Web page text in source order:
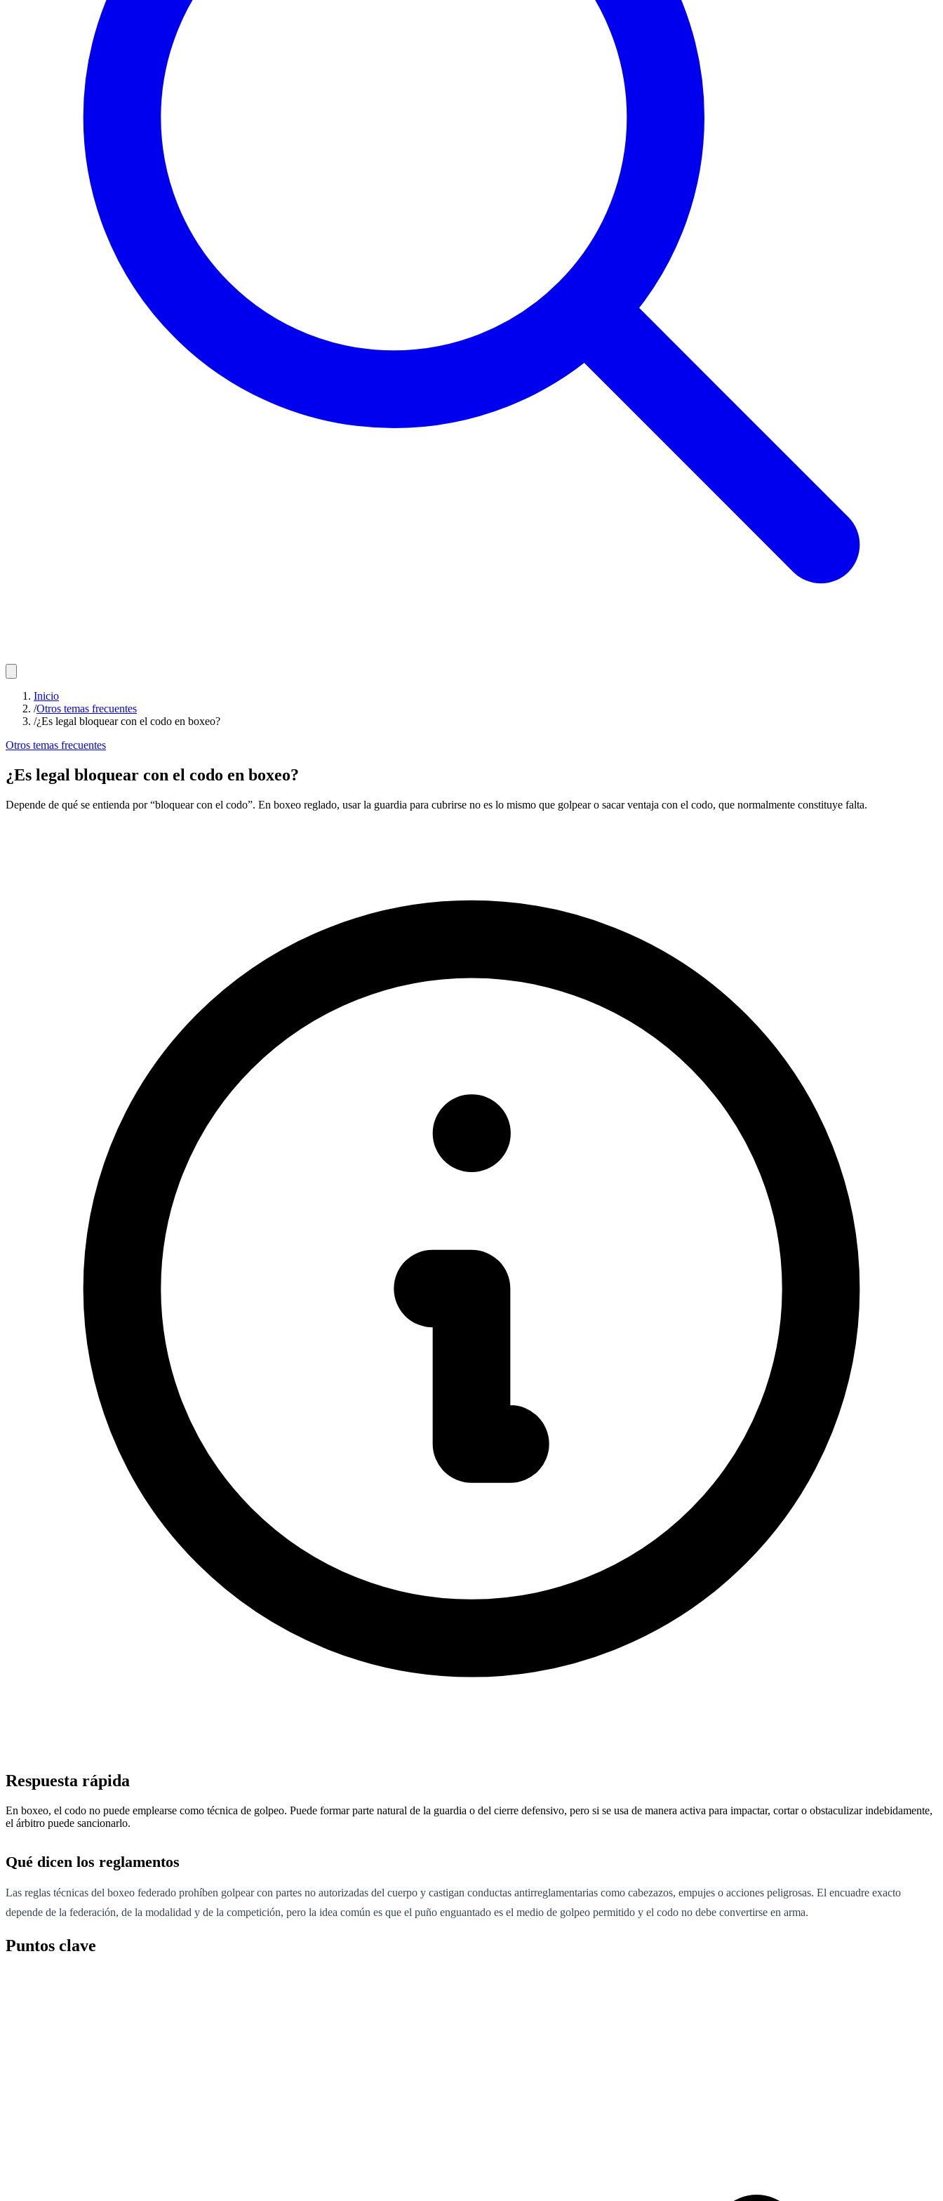
Inicio
/Otros temas frecuentes
/¿Es legal bloquear con el codo en boxeo?
Otros temas frecuentes
¿Es legal bloquear con el codo en boxeo?
Depende de qué se entienda por “bloquear con el codo”. En boxeo reglado, usar la guardia para cubrirse no es lo mismo que golpear o sacar ventaja con el codo, que normalmente constituye falta.
Respuesta rápida
En boxeo, el codo no puede emplearse como técnica de golpeo. Puede formar parte natural de la guardia o del cierre defensivo, pero si se usa de manera activa para impactar, cortar o obstaculizar indebidamente,
el árbitro puede sancionarlo.
Qué dicen los reglamentos
Las reglas técnicas del boxeo federado prohíben golpear con partes no autorizadas del cuerpo y castigan conductas antirreglamentarias como cabezazos, empujes o acciones peligrosas. El encuadre exacto
depende de la federación, de la modalidad y de la competición, pero la idea común es que el puño enguantado es el medio de golpeo permitido y el codo no debe convertirse en arma.
Puntos clave